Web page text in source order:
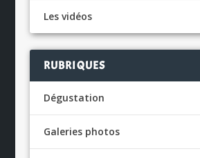
Les vidéos
RUBRIQUES
Dégustation
Galeries photos